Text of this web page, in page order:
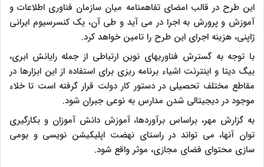
این طرح در قالب امضای تفاهمنامه میان سازمان فناوری اطلاعات و
آموزش و پرورش به اجرا در می آید و طی آن، یک کنسرسیوم ایرانی
ژاپنی، هزینه اجرای این طرح را تامین خواهد کرد.
با توجه به گسترش فناوریهای نوین ارتباطی از جمله رایانش ابری،
بیگ دیتا و اینترنت اشیاء برنامه ریزی برای استفاده از این ابزارها در
مقاطع مختلف تحصیلی در دستور کار دولت قرار گرفته است تا خلاء
موجود در دیجیتالی شدن مدارس به نوعی جبران شود.
به گزارش مهر، براساس برآوردها، آموزش دانش آموزان و بکارگیری
توان آنها، می تواند در راستای نهضت اپلیکیشن نویسی و بومی
سازی محتوای فضای مجازی، موثر واقع شود.